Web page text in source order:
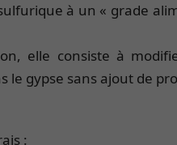
à un « grade
elle consiste à
gypse sans ajout de
: